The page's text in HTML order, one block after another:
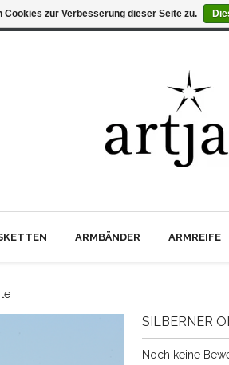
ARMBÄNDER ARMREIFE
SILBERNER
Noch keine
zur Verbesserung dieser Seite zu.